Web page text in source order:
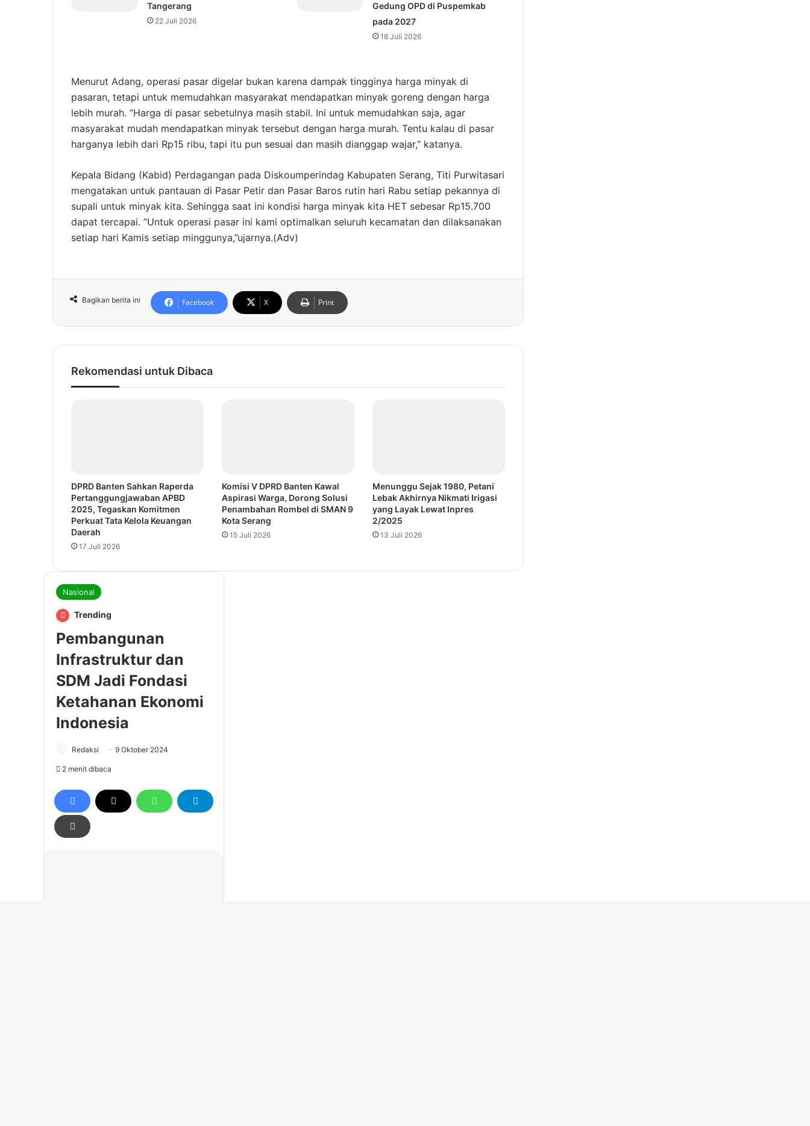
Tangerang
22 Juli 2026
Gedung OPD di Puspemkab
pada 2027
18 Juli 2026
Menurut Adang, operasi pasar digelar bukan karena dampak tingginya harga minyak di
pasaran, tetapi untuk memudahkan masyarakat mendapatkan minyak goreng dengan harga
lebih murah. “Harga di pasar sebetulnya masih stabil. Ini untuk memudahkan saja, agar
masyarakat mudah mendapatkan minyak tersebut dengan harga murah. Tentu kalau di pasar
harganya lebih dari Rp15 ribu, tapi itu pun sesuai dan masih dianggap wajar,” katanya.
Kepala Bidang (Kabid) Perdagangan pada Diskoumperindag Kabupaten Serang, Titi Purwitasari
mengatakan untuk pantauan di Pasar Petir dan Pasar Baros rutin hari Rabu setiap pekannya di
supali untuk minyak kita. Sehingga saat ini kondisi harga minyak kita HET sebesar Rp15.700
dapat tercapai. ”Untuk operasi pasar ini kami optimalkan seluruh kecamatan dan dilaksanakan
setiap hari Kamis setiap minggunya,”ujarnya.(Adv)
Bagikan berita ini Facebook X Print
Rekomendasi untuk Dibaca
DPRD Banten Sahkan Raperda
Pertanggungjawaban APBD
2025, Tegaskan Komitmen
Perkuat Tata Kelola Keuangan
Daerah
17 Juli 2026
Komisi V DPRD Banten Kawal
Aspirasi Warga, Dorong Solusi
Penambahan Rombel di SMAN 9
Kota Serang
15 Juli 2026
Menunggu Sejak 1980, Petani
Lebak Akhirnya Nikmati Irigasi
yang Layak Lewat Inpres
2/2025
13 Juli 2026